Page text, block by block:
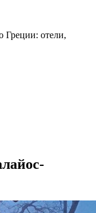
Греции: отели,